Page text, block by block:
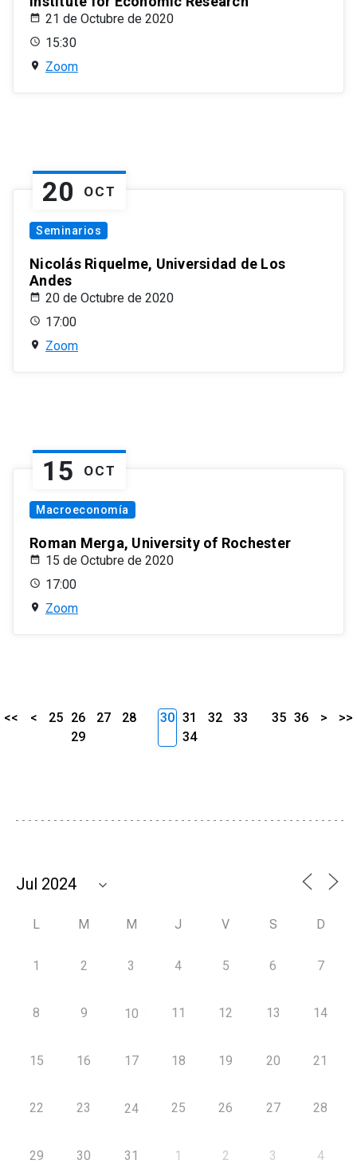
21 de Octubre de 2020
15:30
Zoom
20 OCT
Seminarios
Nicolás Riquelme, Universidad de Los
Andes
20 de Octubre de 2020
17:00
Zoom
15 OCT
Macroeconomía
Roman Merga, University of Rochester
15 de Octubre de 2020
17:00
Zoom
<< < 25 26 27
28
29
30 31 32
33
34
35 36 > >>
L M M J V S D
1 2 3 4 5 6 7
8 9 10 11 12 13 14
15 16 17 18 19 20 21
22 23 24 25 26 27 28
29 30 31 1 2 3 4